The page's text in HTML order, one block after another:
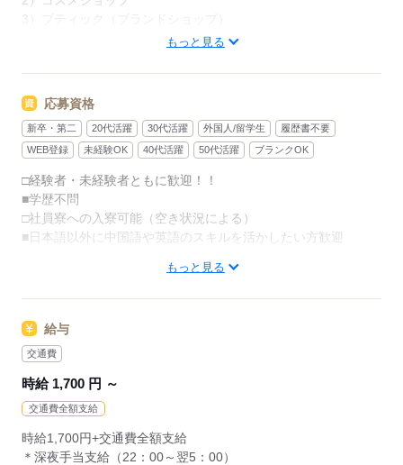
○接客対応
○商品のご案内
○お会計・レジ業務
○商品陳列、品出し 等
販売経験や接客経験がある方大歓迎☆
ブランクがある方、免税店での販売未経験の方でもやる気があ
ればOK♪
研修制度がしっかりしているので安心スタート！
国内線の募集もありますので、日本語のみの方も大歓迎♪
もっと見る
応募資格
新卒・第二 20代活躍 30代活躍 外国人/留学生
履歴書不要
WEB登録
未経験OK 40代活躍 50代活躍 ブランクOK
□経験者・未経験者ともに歓迎！！
■学歴不問
□社員寮への入寮可能（空き状況による）
■日本語以外に中国語や英語のスキルを活かしたい方歓迎
※ビザの切り替え（更新）サポートは行っておりません。
是非チェックしてみてくださいね♪
応募する
もっと見る
給与
交通費
時給 1,700 円 ～
交通費全額支給
時給1,700円+交通費全額支給
＊深夜手当支給（22：00～翌5：00）